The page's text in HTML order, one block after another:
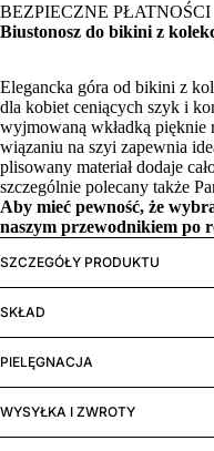
BEZPIECZNE PŁATNOŚCI
Biustonosz do bikini z
Elegancka góra od bikini z
dla kobiet ceniących szyk i
wyjmowaną wkładką pięknie
wiązaniu na szyi zapewnia
plisowany materiał dodaje
szczególnie polecany także
Aby mieć pewność, że
naszym przewodnikiem po
SZCZEGÓŁY PRODUKTU
SKŁAD
PIELĘGNACJA
WYSYŁKA I ZWROTY